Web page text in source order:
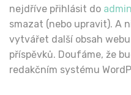
nejdříve přihlásit do
smazat (nebo upravit). A
vytvářet další obsah
příspěvků. Doufáme, že
redakčním systému